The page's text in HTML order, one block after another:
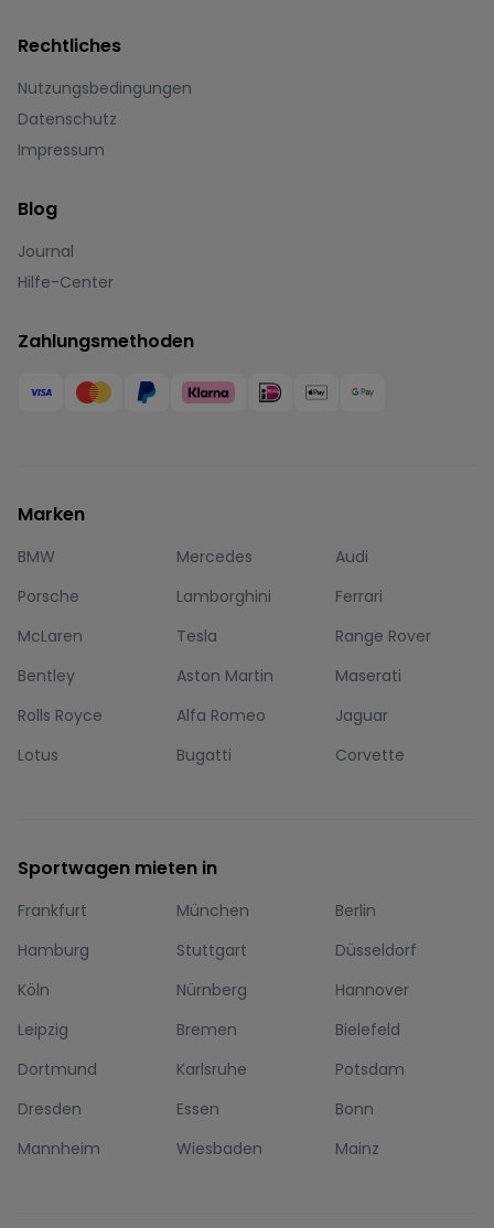
Rechtliches
Nutzungsbedingungen
Datenschutz
Impressum
Blog
Journal
Hilfe-Center
Zahlungsmethoden
Marken
BMW Mercedes
Audi
Porsche
Lamborghini
Ferrari
McLaren
Tesla
Range Rover
Bentley
Aston Martin
Maserati
Rolls Royce
Alfa Romeo
Jaguar
Lotus
Bugatti Corvette
Sportwagen mieten in
Frankfurt München
Berlin
Hamburg
Stuttgart
Düsseldorf
Köln
Nürnberg
Hannover
Leipzig
Bremen
Bielefeld
Dortmund
Karlsruhe
Potsdam
Dresden
Essen
Bonn
Mannheim
Wiesbaden Mainz